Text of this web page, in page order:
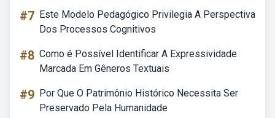
#7 Este Modelo Pedagógico Privilegia A Perspectiva
Dos Processos Cognitivos
#8 Como é Possível Identificar A Expressividade
Marcada Em Gêneros Textuais
#9 Por Que O Patrimônio Histórico Necessita Ser
Preservado Pela Humanidade